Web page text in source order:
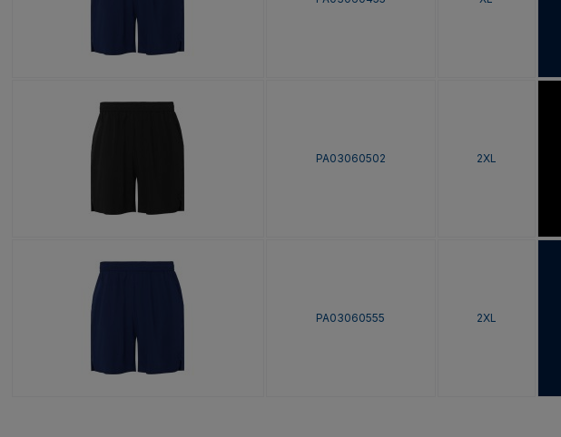
PA03060502 2XL
PA03060555 2XL